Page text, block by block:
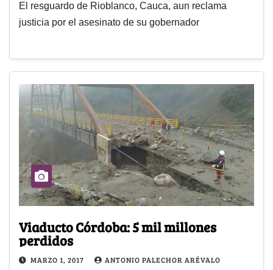
El resguardo de Rioblanco, Cauca, aun reclama
justicia por el asesinato de su gobernador
Viaducto Córdoba: 5 mil millones
perdidos
MARZO 1, 2017 ANTONIO PALECHOR ARÉVALO